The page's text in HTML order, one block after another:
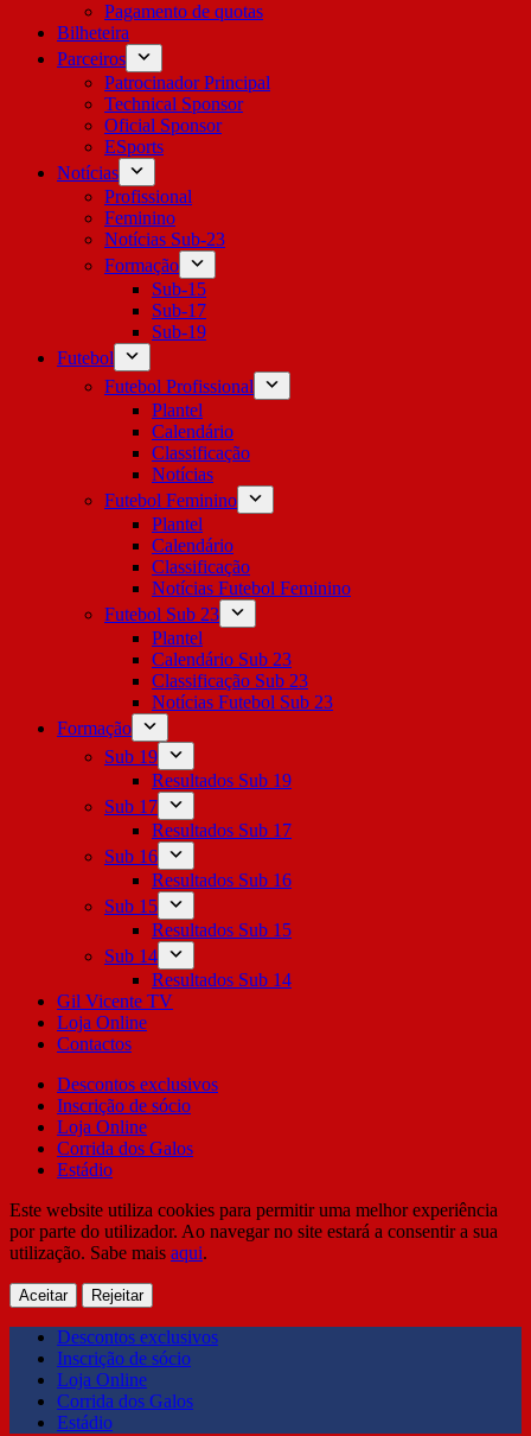
Pagamento de quotas
Bilheteira
Parceiros
Patrocinador Principal
Technical Sponsor
Oficial Sponsor
ESports
Notícias
Profissional
Feminino
Notícias Sub-23
Formação
Sub-15
Sub-17
Sub-19
Futebol
Futebol Profissional
Plantel
Calendário
Classificação
Notícias
Futebol Feminino
Plantel
Calendário
Classificação
Notícias Futebol Feminino
Futebol Sub 23
Plantel
Calendário Sub 23
Classificação Sub 23
Notícias Futebol Sub 23
Formação
Sub 19
Resultados Sub 19
Sub 17
Resultados Sub 17
Sub 16
Resultados Sub 16
Sub 15
Resultados Sub 15
Sub 14
Resultados Sub 14
Gil Vicente TV
Loja Online
Contactos
Descontos exclusivos
Inscrição de sócio
Loja Online
Corrida dos Galos
Estádio
Este website utiliza cookies para permitir uma melhor experiência
por parte do utilizador. Ao navegar no site estará a consentir a sua
utilização. Sabe mais aqui.
Aceitar Rejeitar
Descontos exclusivos
Inscrição de sócio
Loja Online
Corrida dos Galos
Estádio